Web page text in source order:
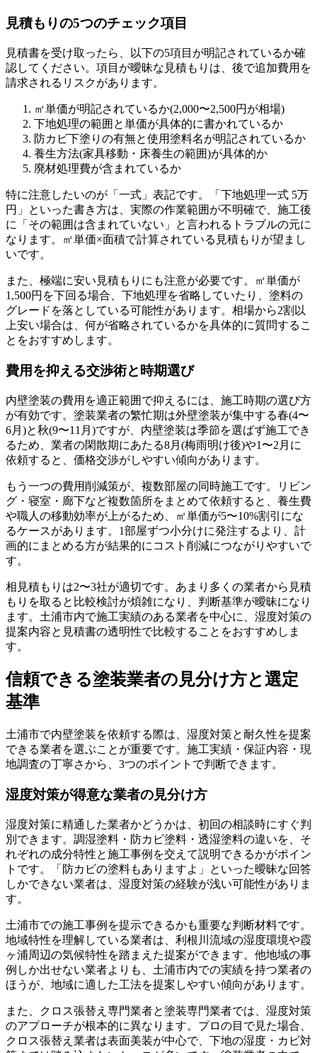
見積もりの5つのチェック項目
見積書を受け取ったら、以下の5項目が明記されているか確
認してください。項目が曖昧な見積もりは、後で追加費用を
請求されるリスクがあります。
㎡単価が明記されているか(2,000〜2,500円が相場)
下地処理の範囲と単価が具体的に書かれているか
防カビ下塗りの有無と使用塗料名が明記されているか
養生方法(家具移動・床養生の範囲)が具体的か
廃材処理費が含まれているか
特に注意したいのが「一式」表記です。「下地処理一式 5万
円」といった書き方は、実際の作業範囲が不明確で、施工後
に「その範囲は含まれていない」と言われるトラブルの元に
なります。㎡単価×面積で計算されている見積もりが望まし
いです。
また、極端に安い見積もりにも注意が必要です。㎡単価が
1,500円を下回る場合、下地処理を省略していたり、塗料の
グレードを落としている可能性があります。相場から2割以
上安い場合は、何が省略されているかを具体的に質問するこ
とをおすすめします。
費用を抑える交渉術と時期選び
内壁塗装の費用を適正範囲で抑えるには、施工時期の選び方
が有効です。塗装業者の繁忙期は外壁塗装が集中する春(4〜
6月)と秋(9〜11月)ですが、内壁塗装は季節を選ばず施工でき
るため、業者の閑散期にあたる8月(梅雨明け後)や1〜2月に
依頼すると、価格交渉がしやすい傾向があります。
もう一つの費用削減策が、複数部屋の同時施工です。リビン
グ・寝室・廊下など複数箇所をまとめて依頼すると、養生費
や職人の移動効率が上がるため、㎡単価が5〜10%割引にな
るケースがあります。1部屋ずつ小分けに発注するより、計
画的にまとめる方が結果的にコスト削減につながりやすいで
す。
相見積もりは2〜3社が適切です。あまり多くの業者から見積
もりを取ると比較検討が煩雑になり、判断基準が曖昧になり
ます。土浦市内で施工実績のある業者を中心に、湿度対策の
提案内容と見積書の透明性で比較することをおすすめしま
す。
信頼できる塗装業者の見分け方と選定
基準
土浦市で内壁塗装を依頼する際は、湿度対策と耐久性を提案
できる業者を選ぶことが重要です。施工実績・保証内容・現
地調査の丁寧さから、3つのポイントで判断できます。
湿度対策が得意な業者の見分け方
湿度対策に精通した業者かどうかは、初回の相談時にすぐ判
別できます。調湿塗料・防カビ塗料・透湿塗料の違いを、そ
れぞれの成分特性と施工事例を交えて説明できるかがポイン
トです。「防カビの塗料もありますよ」といった曖昧な回答
しかできない業者は、湿度対策の経験が浅い可能性がありま
す。
土浦市での施工事例を提示できるかも重要な判断材料です。
地域特性を理解している業者は、利根川流域の湿度環境や霞
ヶ浦周辺の気候特性を踏まえた提案ができます。他地域の事
例しか出せない業者よりも、土浦市内での実績を持つ業者の
ほうが、地域に適した工法を提案しやすい傾向があります。
また、クロス張替え専門業者と塗装専門業者では、湿度対策
のアプローチが根本的に異なります。プロの目で見た場合、
クロス張替え業者は表面美装が中心で、下地の湿度・カビ対